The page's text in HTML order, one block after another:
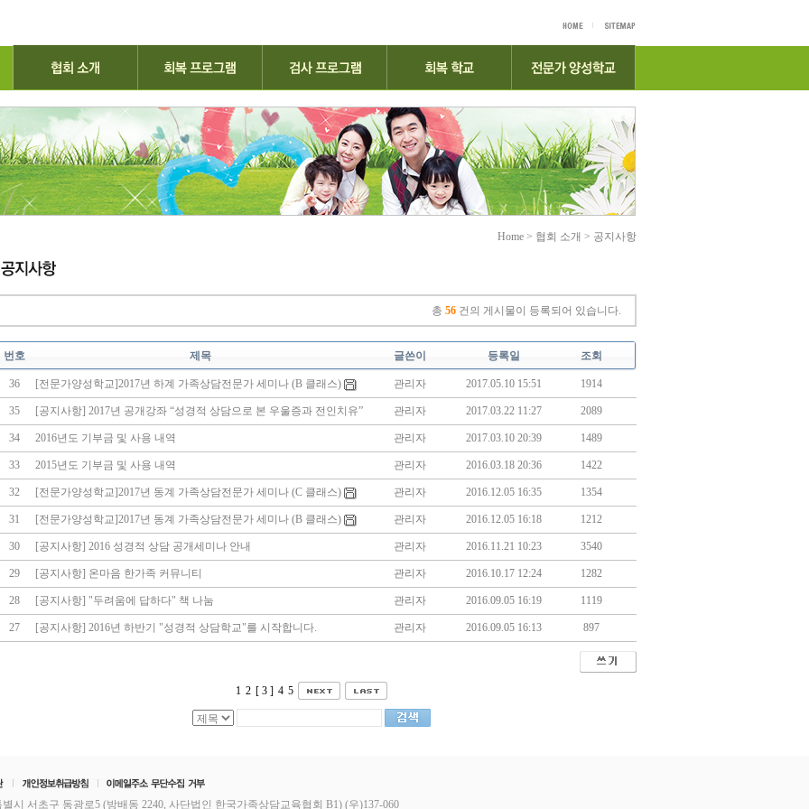
Home > 협회 소개 > 공지사항
총 56건의 게시물이 등록되어 있습니다.
번호 제목 글쓴이 등록일 조회
36 [전문가양성학교]2017년 하계 가족상담전문가 세미나 (B 클래스) 관리자 2017.05.10 15:51 1914
35 [공지사항] 2017년 공개강좌 “성경적 상담으로 본 우울증과 전인치유” 관리자 2017.03.22 11:27 2089
34 2016년도 기부금 및 사용 내역 관리자 2017.03.10 20:39 1489
33 2015년도 기부금 및 사용 내역 관리자 2016.03.18 20:36 1422
32 [전문가양성학교]2017년 동계 가족상담전문가 세미나 (C 클래스) 관리자 2016.12.05 16:35 1354
31 [전문가양성학교]2017년 동계 가족상담전문가 세미나 (B 클래스) 관리자 2016.12.05 16:18 1212
30 [공지사항] 2016 성경적 상담 공개세미나 안내 관리자 2016.11.21 10:23 3540
29 [공지사항] 온마음 한가족 커뮤니티 관리자 2016.10.17 12:24 1282
28 [공지사항] "두려움에 답하다" 책 나눔 관리자 2016.09.05 16:19 1119
27 [공지사항] 2016년 하반기 "성경적 상담학교"를 시작합니다. 관리자 2016.09.05 16:13 897
1 2 [ 3 ] 4 5
시 서초구 동광로5 (방배동 2240, 사단법인 한국가족상담교육협회 B1) (우)137-060